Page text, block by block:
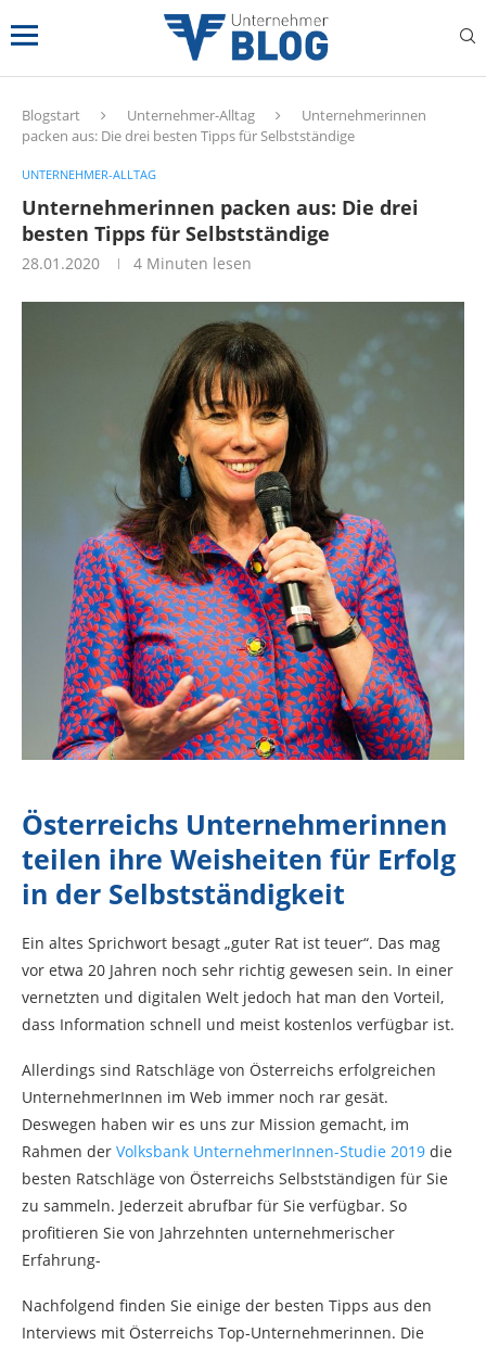
Blogstart Unternehmer-Alltag
Unternehmerinnen
packen aus: Die drei besten Tipps für Selbstständige
UNTERNEHMER-ALLTAG
Unternehmerinnen packen aus: Die drei
besten Tipps für Selbstständige
28.01.2020 4 Minuten lesen
Österreichs Unternehmerinnen
teilen ihre Weisheiten für Erfolg
in der Selbstständigkeit
Ein altes Sprichwort besagt „guter Rat ist teuer“. Das mag
vor etwa 20 Jahren noch sehr richtig gewesen sein. In einer
vernetzten und digitalen Welt jedoch hat man den Vorteil,
dass Information schnell und meist kostenlos verfügbar ist.
Allerdings sind Ratschläge von Österreichs erfolgreichen
UnternehmerInnen im Web immer noch rar gesät.
Deswegen haben wir es uns zur Mission gemacht, im
Rahmen der Volksbank UnternehmerInnen-Studie 2019 die
besten Ratschläge von Österreichs Selbstständigen für Sie
zu sammeln. Jederzeit abrufbar für Sie verfügbar. So
profitieren Sie von Jahrzehnten unternehmerischer
Erfahrung-
Nachfolgend finden Sie einige der besten Tipps aus den
Interviews mit Österreichs Top-Unternehmerinnen. Die